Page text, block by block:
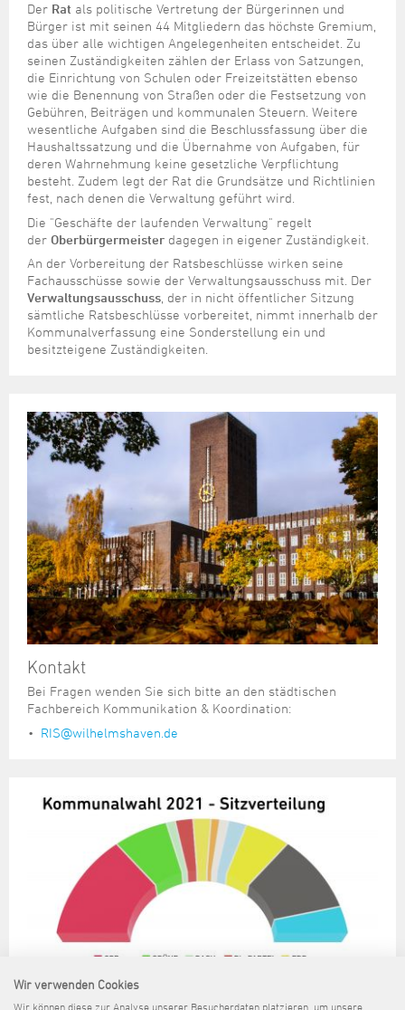
Der Rat als politische Vertretung der Bürgerinnen und
Bürger ist mit seinen 44 Mitgliedern das höchste Gremium,
das über alle wichtigen Angelegenheiten entscheidet. Zu
seinen Zuständigkeiten zählen der Erlass von Satzungen,
die Einrichtung von Schulen oder Freizeitstätten ebenso
wie die Benennung von Straßen oder die Festsetzung von
Gebühren, Beiträgen und kommunalen Steuern. Weitere
wesentliche Aufgaben sind die Beschlussfassung über die
Haushaltssatzung und die Übernahme von Aufgaben, für
deren Wahrnehmung keine gesetzliche Verpflichtung
besteht. Zudem legt der Rat die Grundsätze und Richtlinien
fest, nach denen die Verwaltung geführt wird.
Die "Geschäfte der laufenden Verwaltung" regelt
der Oberbürgermeister dagegen in eigener Zuständigkeit.
An der Vorbereitung der Ratsbeschlüsse wirken seine
Fachausschüsse sowie der Verwaltungsausschuss mit. Der
Verwaltungsausschuss, der in nicht öffentlicher Sitzung
sämtliche Ratsbeschlüsse vorbereitet, nimmt innerhalb der
Kommunalverfassung eine Sonderstellung ein und
besitzteigene Zuständigkeiten.
Kontakt
Bei Fragen wenden Sie sich bitte an den städtischen
Fachbereich Kommunikation & Koordination:
RIS@wilhelmshaven.de
Wir verwenden Cookies
Wir können diese zur Analyse unserer Besucherdaten platzieren, um unsere